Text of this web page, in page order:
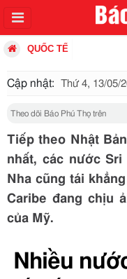
QUỐC TẾ
Cập nhật: Thứ 4, 13/05/
Theo dõi Báo Phú Thọ trên
Tiếp theo Nhật
nhất, các nước Sri
Nha cũng tái
Caribe đang chịu
của Mỹ.
Nhiều